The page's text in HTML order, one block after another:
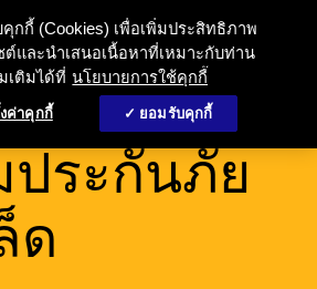
กร้อง
ระกันภัย
ด
กกี้ (Cookies) เพื่อเพิ่มประสิทธิภาพ
ต์และนำเสนอเนื้อหาที่เหมาะกับท่าน
เติมได้ที่ นโยบายการใช้คุกกี้
ค่าคุกกี้ ยอมรับคุกกี้